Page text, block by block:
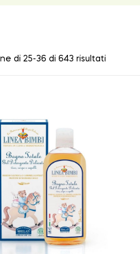
di 25-36 di 643 risultati